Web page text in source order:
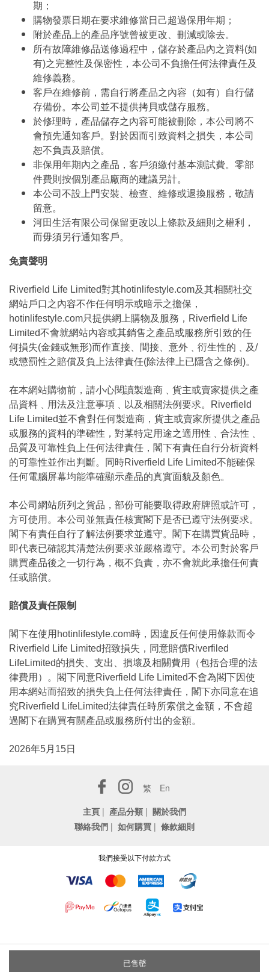
已售罄
期；
購物發票日期在要求維修當日己超過保用年期；
附於產品上的產品序號曾被更改、刪減或除去。
所有故障維修品送修過程中，儲存於產品內之資料(如
有)之完整性及保密性，本公司不負擔任何法律責任及
維修義務。
客戶在維修前，需自行將產品之內容（如有）自行儲
存備份。本公司並不提供拷貝或儲存服務。
於修理時，產品儲存之內容可能被刪除，本公司將不
會預先通知客戶。對於因而引致資料之損失，本公司
恕不負責及賠償。
非保用年期內之產品，客戶須繳付基本測試費。零部
件費則按個別產品廠商的建議另計。
本公司不設上門安裝、檢查、維修或退換服務，敬請
留意。
河田生活有限公司保留更改以上條款及細則之權利，
而毋須另行通知客戶。
免責聲明
Riverfield Life Limited對其hotinlifestyle.com及其相關社交
網站戶口之內容不作任何明示或暗示之擔保，
hotinlifestyle.com只提供網上購物及服務，Riverfield Life
Limited不會就網站內容或其銷售之產品或服務所引致的任
何損失(金錢或無形)而作直接、間接、意外﹑衍生性的﹑及/
或懲罰性之賠償及負上法律責任(除法律上已隱含之條例)。
在本網站購物前，請小心閱讀製造商﹑貨主或賣家提供之產
品資料﹑用法及注意事項﹑以及相關法例要求。Riverfield
Life Limited並不會對任何製造商，貨主或賣家所提供之產品
或服務的資料的準確性，對某特定用途之適用性﹑合法性﹑
品質及可靠性負上任何法律責任，閣下有責任自行分析資料
的可靠性並作出判斷。同時Riverfield Life Limited不能確保
任何電腦屏幕均能準確顯示產品的真實面貌及顏色。
本公司網站所列之貨品，部份可能要取得政府牌照或許可，
方可使用。本公司並無責任核實閣下是否已遵守法例要求。
閣下有責任自行了解法例要求並遵守。閣下在購買貨品時，
即代表已確認其清楚法例要求並嚴格遵守。本公司對於客戶
購買產品後之一切行為，概不負責，亦不會就此承擔任何責
任或賠償。
賠償及責任限制
閣下在使用hotinlifestyle.com時，因違反任何使用條款而令
Riverfield Life Limited招致損失，同意賠償Riverfiled
LifeLimited的損失、支出、損壞及相關費用（包括合理的法
律費用）。閣下同意Riverfield Life Limited不會為閣下因使
用本網站而招致的損失負上任何法律責任，閣下亦同意在追
究Riverfield LifeLimited法律責任時所索償之金額，不會超
過閣下在購買有關產品或服務所付出的金額。
2026年5月15日
繁
En
主頁 | 產品分類 | 關於我們
聯絡我們 | 如何購買 | 條款細則
我們接受以下付款方式